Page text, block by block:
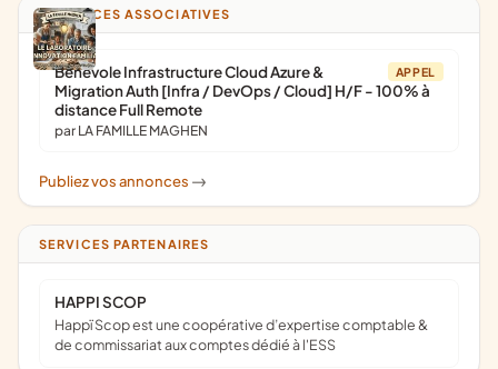
ANNONCES ASSOCIATIVES
APPEL
Bénévole Infrastructure Cloud Azure &
Migration Auth [Infra / DevOps / Cloud] H/F - 100% à
distance Full Remote
par LA FAMILLE MAGHEN
Publiez vos annonces ->
SERVICES PARTENAIRES
HAPPI SCOP
Happï Scop est une coopérative d’expertise comptable &
de commissariat aux comptes dédié à l'ESS